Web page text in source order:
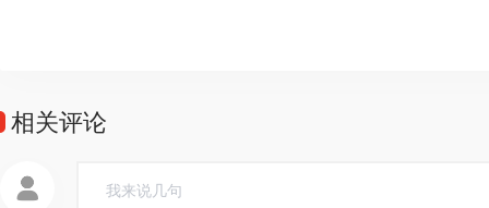
相关评论